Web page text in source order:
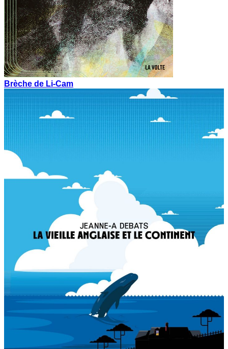
Brèche de Li-Cam